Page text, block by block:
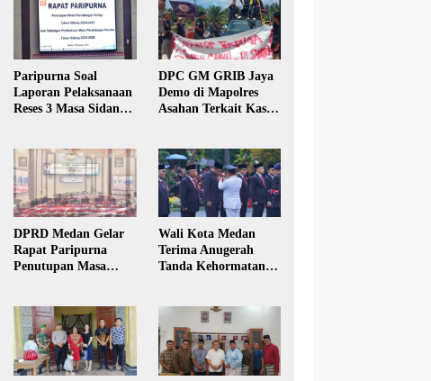
Paripurna Soal
Laporan Pelaksanaan
Reses 3 Masa Sidang
DPC GM GRIB Jaya
Demo di Mapolres
Asahan Terkait Kasus
DPRD Medan Gelar
Rapat Paripurna
Penutupan Masa
Wali Kota Medan
Terima Anugerah
Tanda Kehormatan